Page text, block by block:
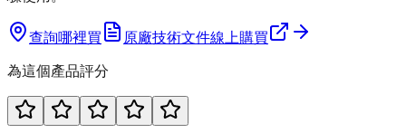
查詢哪裡買 原廠技術文件線上購買
為這個產品評分